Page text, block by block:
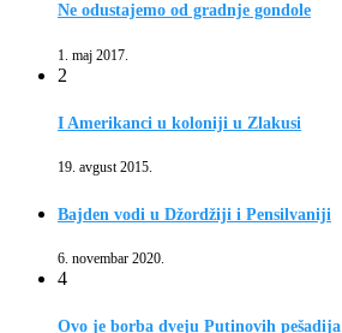
Ne odustajemo od gradnje gondole
1. maj 2017.
2
I Amerikanci u koloniji u Zlakusi
19. avgust 2015.
Bajden vodi u Džordžiji i Pensilvaniji
6. novembar 2020.
4
Ovo je borba dveju Putinovih pešadija